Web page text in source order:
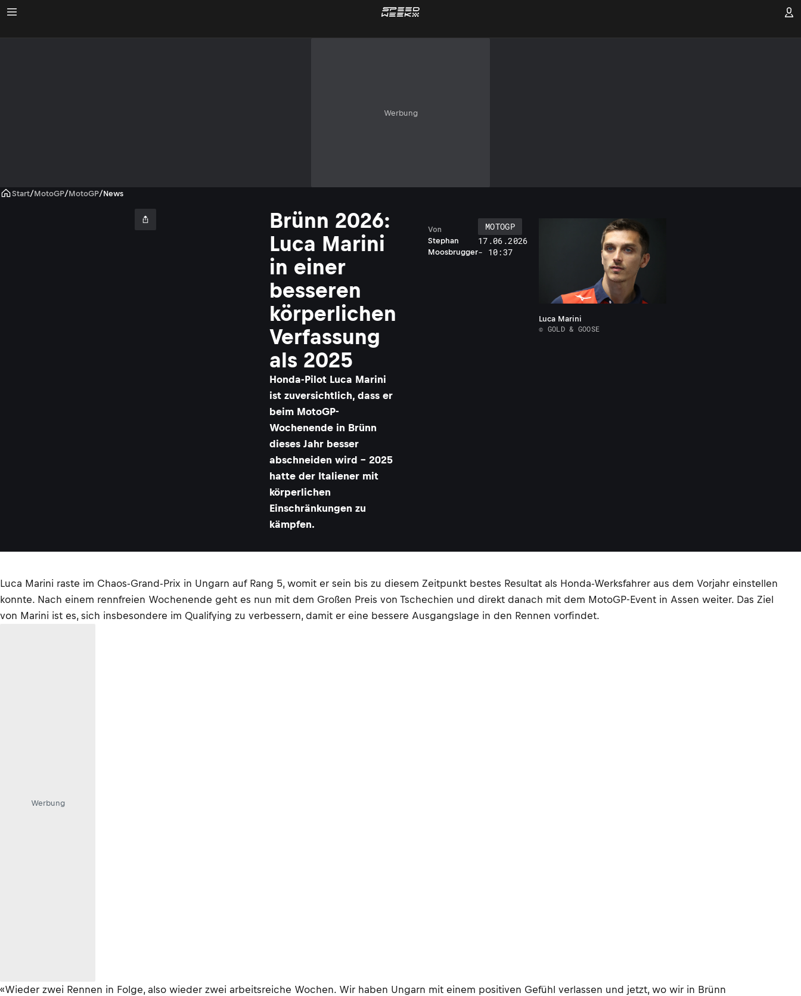
Werbung
Start/MotoGP/MotoGP/News
Brünn 2026:
Luca Marini
in einer
besseren
körperlichen
Verfassung
als 2025
Honda-Pilot Luca Marini
ist zuversichtlich, dass er
beim MotoGP-
Wochenende in Brünn
dieses Jahr besser
abschneiden wird – 2025
hatte der Italiener mit
körperlichen
Einschränkungen zu
kämpfen.
Stephan
Moosbrugger
Von
MOTOGP
17.06.2026
- 10:37
Luca Marini
© GOLD & GOOSE
Luca Marini raste im Chaos-Grand-Prix in Ungarn auf Rang 5, womit er sein bis zu diesem Zeitpunkt bestes Resultat als Honda-Werksfahrer aus dem Vorjahr einstellen
konnte. Nach einem rennfreien Wochenende geht es nun mit dem Großen Preis von Tschechien und direkt danach mit dem MotoGP-Event in Assen weiter. Das Ziel
von Marini ist es, sich insbesondere im Qualifying zu verbessern, damit er eine bessere Ausgangslage in den Rennen vorfindet.
Werbung
«Wieder zwei Rennen in Folge, also wieder zwei arbeitsreiche Wochen. Wir haben Ungarn mit einem positiven Gefühl verlassen und jetzt, wo wir in Brünn